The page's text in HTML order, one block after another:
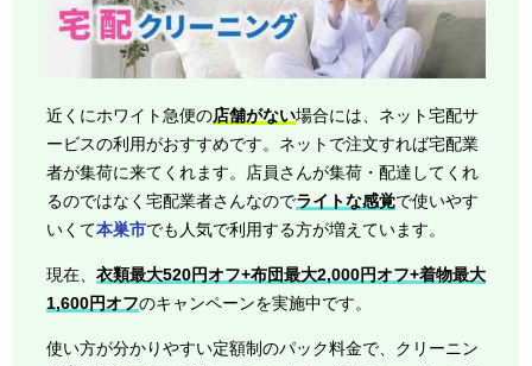
近くにホワイト急便の店舗がない場合には、ネット宅配サ
ービスの利用がおすすめです。ネットで注文すれば宅配業
者が集荷に来てくれます。店員さんが集荷・配達してくれ
るのではなく宅配業者さんなのでライトな感覚で使いやす
いくて本巣市でも人気で利用する方が増えています。
現在、 衣類最大520円オフ+布団最大2,000円オフ+着物最大
1,600円オフのキャンペーンを実施中です。
使い方が分かりやすい定額制のパック料金で、クリーニン